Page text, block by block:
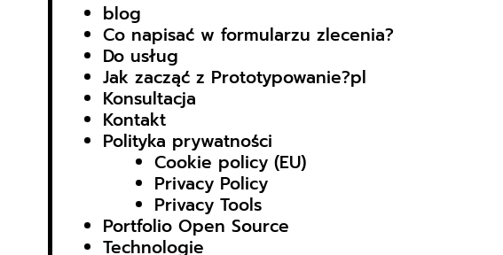
blog
Co napisać w formularzu zlecenia?
Do usług
Jak zacząć z Prototypowanie?pl
Konsultacja
Kontakt
Polityka prywatności
Cookie policy (EU)
Privacy Policy
Privacy Tools
Portfolio Open Source
Technologie